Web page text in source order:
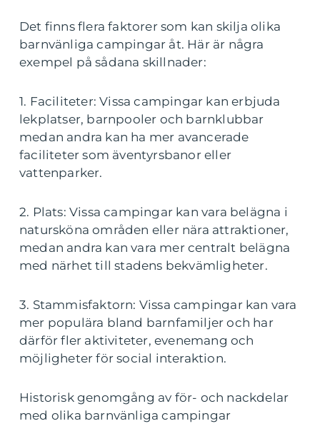
Det finns flera faktorer som kan skilja olika
barnvänliga campingar åt. Här är några
exempel på sådana skillnader:
1. Faciliteter: Vissa campingar kan erbjuda
lekplatser, barnpooler och barnklubbar
medan andra kan ha mer avancerade
faciliteter som äventyrsbanor eller
vattenparker.
2. Plats: Vissa campingar kan vara belägna i
natursköna områden eller nära attraktioner,
medan andra kan vara mer centralt belägna
med närhet till stadens bekvämligheter.
3. Stammisfaktorn: Vissa campingar kan vara
mer populära bland barnfamiljer och har
därför fler aktiviteter, evenemang och
möjligheter för social interaktion.
Historisk genomgång av för- och nackdelar
med olika barnvänliga campingar